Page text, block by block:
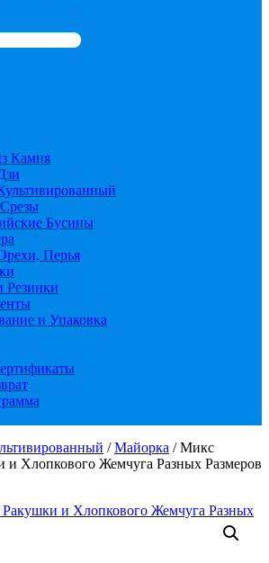
Камня
Бусины
Перья
и Упаковка
/Майорка / Микс
и Хлопкового Жемчуга Разных Размеров